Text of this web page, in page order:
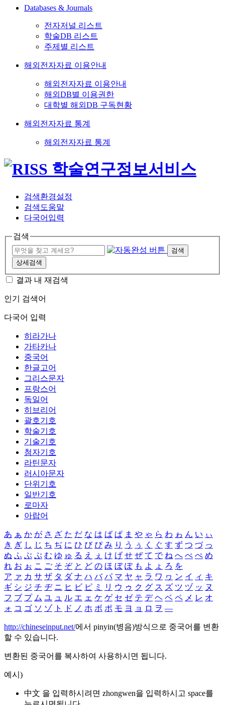
Databases & Journals
전자저널 리스트
학술DB 리스트
주제별 리스트
해외전자자료 이용안내
해외전자자료 이용안내
해외DB별 이용권한
대학별 해외DB 구독현황
해외전자자료 통계
해외전자자료 통계
검색환경설정
검색도움말
다국어입력
검색
검색
상세검색
결과 내 재검색
인기 검색어
다국어 입력
히라가나
가타카나
중국어
한글고어
그리스문자
프랑스어
독일어
히브리어
괄호기호
학술기호
기술기호
첨자기호
라틴문자
러시아문자
단위기호
일반기호
로마자
아랍어
あ ぁ か が さ ざ た だ な は ば ぱ ま や ゃ ら わ ゎ ん い ぃ
き ぎ し じ ち ぢ に ひ び ぴ み り う ぅ く ぐ す ず つ づ っ
ぬ ふ ぶ ぷ む ゆ ゅ る え ぇ け げ せ ぜ て で ね へ べ ぺ め
れ お ぉ こ ご そ ぞ と ど の ほ ぼ ぽ も よ ょ ろ を
ア ァ カ サ ザ タ ダ ナ ハ バ パ マ ヤ ャ ラ ワ ヮ ン イ ィ キ
ギ シ ジ チ ヂ ニ ヒ ビ ピ ミ リ ウ ゥ ク グ ス ズ ツ ヅ ッ ヌ
フ ブ プ ム ユ ュ ル エ ェ ケ ゲ セ ゼ テ デ ヘ ベ ペ メ レ オ
ォ コ ゴ ソ ゾ ト ド ノ ホ ボ ポ モ ヨ ョ ロ ヲ ―
http://chineseinput.net/에서 pinyin(병음)방식으로 중국어를 변환
할 수 있습니다.
변환된 중국어를 복사하여 사용하시면 됩니다.
예시)
中文 을 입력하시려면 zhongwen을 입력하시고 space를